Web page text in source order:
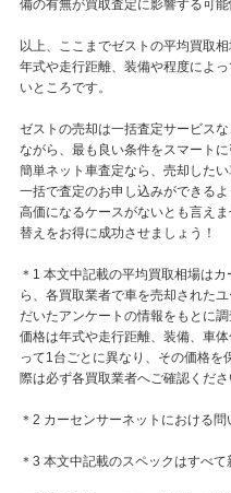
備の有無が買取査定に影響する可能
以上、ここまでゼストの平均買取
年式や走行距離、装備や程度によ
いところです。
ゼストの売却は一括査定サービス
ながら、最も良い条件をスマート
簡単ネット車査定なら、売却した
一括で査定のお申し込みができる
高価になるケースがないとも言え
替えをお得に成功させましょう！
＊1 本文中記載の平均買取相場は
ら、各買取業者で車を売却された
だいたアンケートの情報をもとに
価格は年式や走行距離、装備、車
って1台ごとに異なり、その価格
際は必ず各買取業者へご確認くださ
＊2 カーセンサーネットにおける
＊3 本文中記載のスペックはすべ